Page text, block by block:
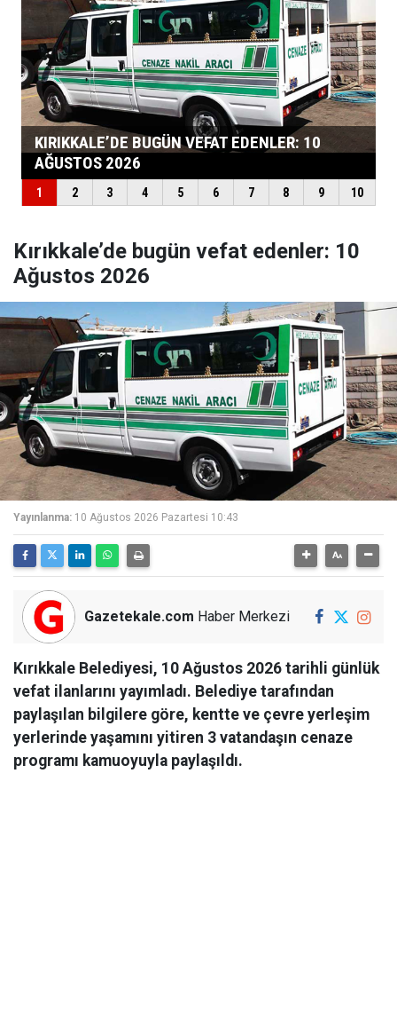
Kırıkkale’de bugün vefat edenler: 10
Ağustos 2026
Yayınlanma: 10 Ağustos 2026 Pazartesi 10:43
Gazetekale.com Haber Merkezi
Kırıkkale Belediyesi, 10 Ağustos 2026 tarihli günlük
vefat ilanlarını yayımladı. Belediye tarafından
paylaşılan bilgilere göre, kentte ve çevre yerleşim
yerlerinde yaşamını yitiren 3 vatandaşın cenaze
programı kamuoyuyla paylaşıldı.